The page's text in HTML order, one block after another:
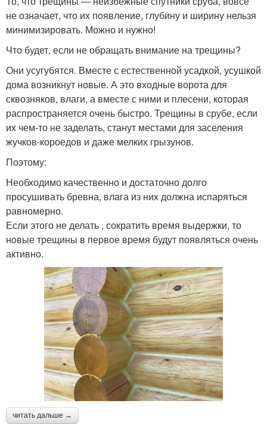
не означает, что их появление, глубину и ширину нельзя
минимизировать. Можно и нужно!
Что будет, если не обращать внимание на трещины?
Они усугубятся. Вместе с естественной усадкой, усушкой
дома возникнут новые. А это входные ворота для
сквозняков, влаги, а вместе с ними и плесени, которая
распространяется очень быстро. Трещины в срубе, если
их чем-то не заделать, станут местами для заселения
жучков-короедов и даже мелких грызунов.
Поэтому:
Необходимо качественно и достаточно долго
просушивать бревна, влага из них должна испаряться
равномерно.
Если этого не делать , сократить время выдержки, то
новые трещины в первое время будут появляться очень
активно.
читать дальше →